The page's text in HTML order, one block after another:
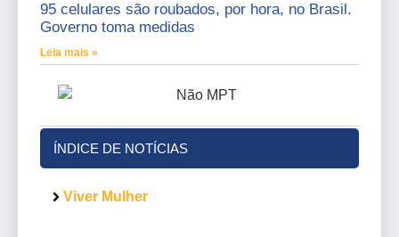
95 celulares são roubados, por hora, no Brasil.
Governo toma medidas
Leia mais »
ÍNDICE DE NOTÍCIAS
Viver Mulher